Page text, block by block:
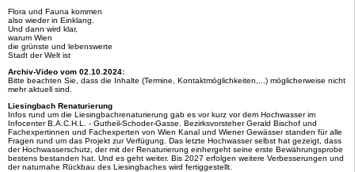
Flora und Fauna kommen
also wieder in Einklang.
Und dann wird klar,
warum Wien
die grünste und lebenswerte
Stadt der Welt ist
Archiv-Video vom 02.10.2024:
Bitte beachten Sie, dass die Inhalte (Termine, Kontaktmöglichkeiten,...) möglicherweise nicht
mehr aktuell sind.
Liesingbach Renaturierung
Infos rund um die Liesingbachrenaturierung gab es vor kurz vor dem Hochwasser im
Infocenter B.A.C.H.L. - Gutheil-Schoder-Gasse. Bezirksvorsteher Gerald Bischof und
Fachexpertinnen und Fachexperten von Wien Kanal und Wiener Gewässer standen für alle
Fragen rund um das Projekt zur Verfügung. Das letzte Hochwasser selbst hat gezeigt, dass
der Hochwasserschutz, der mit der Renaturierung einhergeht seine erste Bewährungsprobe
bestens bestanden hat. Und es geht weiter. Bis 2027 erfolgen weitere Verbesserungen und
der naturnahe Rückbau des Liesingbaches wird fertiggestellt.